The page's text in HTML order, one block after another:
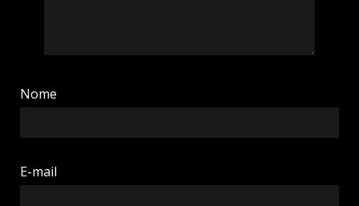
Nome
E-mail